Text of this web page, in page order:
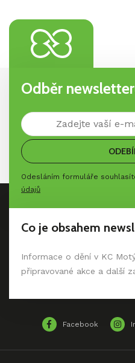
Odběr
Odesláním formuláře
údajů
Co je obsahem
Informace o dění v KC
připravované akce a další
Facebook